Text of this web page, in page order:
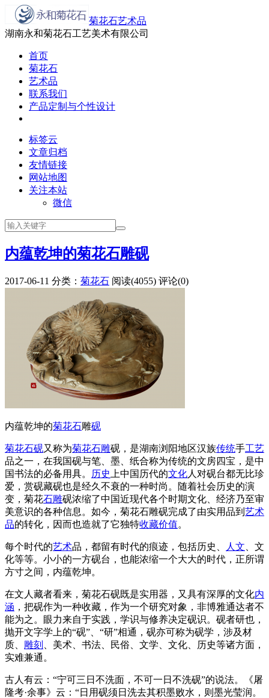
菊花石艺术品
湖南永和菊花石工艺美术有限公司
首页
菊花石
艺术品
联系我们
产品定制与个性设计
标签云
文章归档
友情链接
网站地图
关注本站
微信
内蕴乾坤的菊花石雕砚
2017-06-11 分类： 菊花石 阅读(4055) 评论(0)
内蕴乾坤的菊花石雕砚
菊花石砚又称为菊花石雕砚，是湖南浏阳地区汉族传统手工艺
品之一，在我国砚与笔、墨、纸合称为传统的文房四宝，是中
国书法的必备用具。
历史 上中国历代的文化人对砚台都无比珍
爱，赏砚藏砚也是经久不衰的一种时尚。随着社会历史的演
变，菊花石雕砚浓缩了中国近现代各个时期文化、经济乃至审
美意识的各种信息。如今，菊花石雕砚完成了由实用品到 艺术
品的转化，因而也造就了它独特收藏价值。
每个时代的艺术品，都留有时代的痕迹，包括历史、 人文 、文
化等等。小小的一方砚台，也能浓缩一个大大的时代，正所谓
方寸之间，内蕴乾坤。
在文人藏者看来，菊花石砚既是实用器，又具有深厚的文化内
涵 ，把砚作为一种收藏，作为一个研究对象，非博雅通达者不
能为之。眼力来自于实践，学识与修养决定砚识。砚者研也，
抛开文字学上的“砚”、“研”相通，砚亦可称为砚学，涉及材
质、
雕刻
、美术、书法、民俗、文学、文化、历史等诸方面，
实难兼通。
古人有云：“宁可三日不洗面，不可一日不洗砚”的说法。《屠
隆考·余事》云：“日用砚须日洗去其积墨败水，则墨光莹润。